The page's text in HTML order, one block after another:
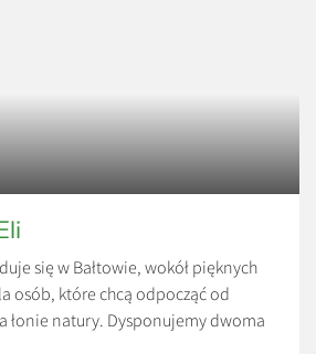
się w Bałtowie, wokół pięknych
osób, które chcą odpocząć od
łonie natury. Dysponujemy dwoma
i 1-osobowym) ze wspólną